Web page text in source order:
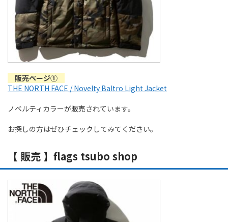
販売ページ①
THE NORTH FACE / Novelty Baltro Light Jacket
ノベルティカラーが販売されています。
お探しの方はぜひチェックしてみてください。
【 販売 】flags tsubo shop